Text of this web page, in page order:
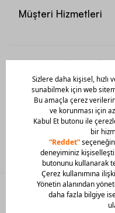
Müşteri Hizmetleri
Mobil